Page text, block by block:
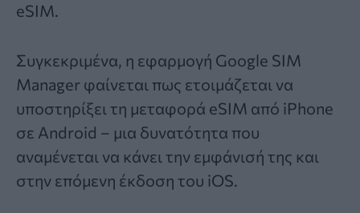
eSIM.
Συγκεκριμένα, η εφαρμογή Google SIM
Manager φαίνεται πως ετοιμάζεται να
υποστηρίξει τη μεταφορά eSIM από iPhone
σε Android – μια δυνατότητα που
αναμένεται να κάνει την εμφάνισή της και
στην επόμενη έκδοση του iOS.